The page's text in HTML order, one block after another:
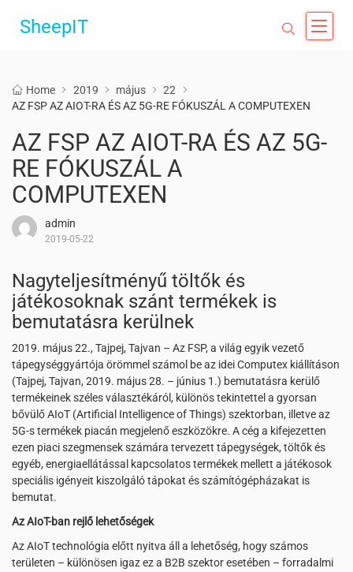
SheepIT
Home 2019 május
22
AZ FSP AZ AIOT-RA ÉS AZ 5G-RE FÓKUSZÁL A COMPUTEXEN
AZ FSP AZ AIOT-RA ÉS AZ 5G-
RE FÓKUSZÁL A
COMPUTEXEN
admin
2019-05-22
Nagyteljesítményű töltők és
játékosoknak szánt termékek is
bemutatásra kerülnek
2019. május 22., Tajpej, Tajvan – Az FSP, a világ egyik vezető
tápegységgyártója örömmel számol be az idei Computex kiállításon
(Tajpej, Tajvan, 2019. május 28. – június 1.) bemutatásra kerülő
termékeinek széles választékáról, különös tekintettel a gyorsan
bővülő AIoT (Artificial Intelligence of Things) szektorban, illetve az
5G-s termékek piacán megjelenő eszközökre. A cég a kifejezetten
ezen piaci szegmensek számára tervezett tápegységek, töltők és
egyéb, energiaellátással kapcsolatos termékek mellett a játékosok
speciális igényeit kiszolgáló tápokat és számítógépházakat is
bemutat.
Az AIoT-ban rejlő lehetőségek
Az AIoT technológia előtt nyitva áll a lehetőség, hogy számos
területen – különösen igaz ez a B2B szektor esetében – forradalmi